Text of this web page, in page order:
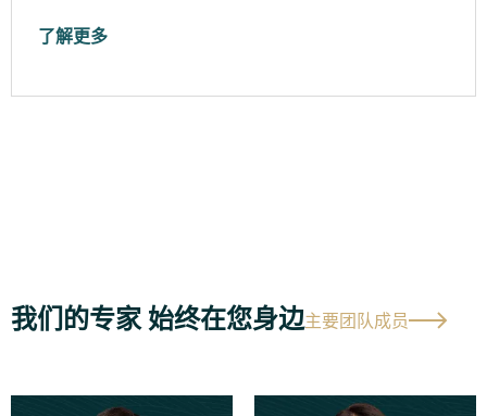
了解更多
我们的专家 始终在您身边主要团队成员